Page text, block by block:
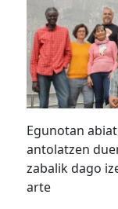
Egunotan
antolatzen
zabalik dago
arte